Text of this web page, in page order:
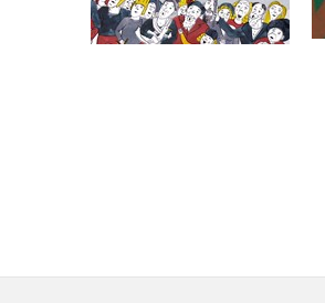
Do košíku
262 Kč